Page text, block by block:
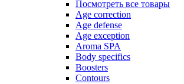
Посмотреть все товары
Age correction
Age defense
Age exception
Aroma SPA
Body specifics
Boosters
Contours